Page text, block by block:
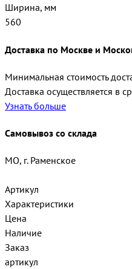
Ширина, мм
560
Доставка по Москве и
Минимальная стоимость
Доставка осуществляется в
Узнать больше
Самовывоз со склада
МО, г. Раменское
Артикул
Характеристики
Цена
Наличие
Заказ
артикул